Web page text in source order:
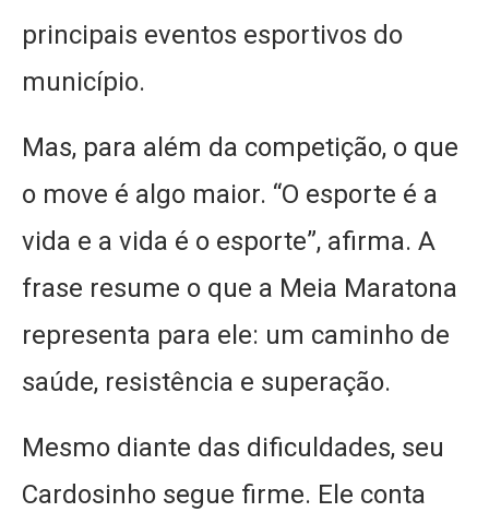
principais eventos esportivos do
município.
Mas, para além da competição, o que
o move é algo maior. “O esporte é a
vida e a vida é o esporte”, afirma. A
frase resume o que a Meia Maratona
representa para ele: um caminho de
saúde, resistência e superação.
Mesmo diante das dificuldades, seu
Cardosinho segue firme. Ele conta